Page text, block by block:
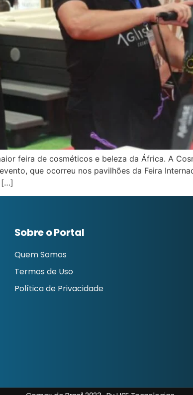
feira de cosméticos e beleza da África. A
que ocorreu nos pavilhões da Feira
[…]
Sobre o Portal
Quem Somos
Termos de Uso
Política de Privacidade